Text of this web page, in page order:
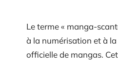
Le terme « manga-
à la numérisation et à
officielle de mangas.